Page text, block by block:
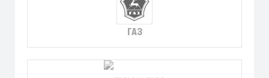
ГАЗ